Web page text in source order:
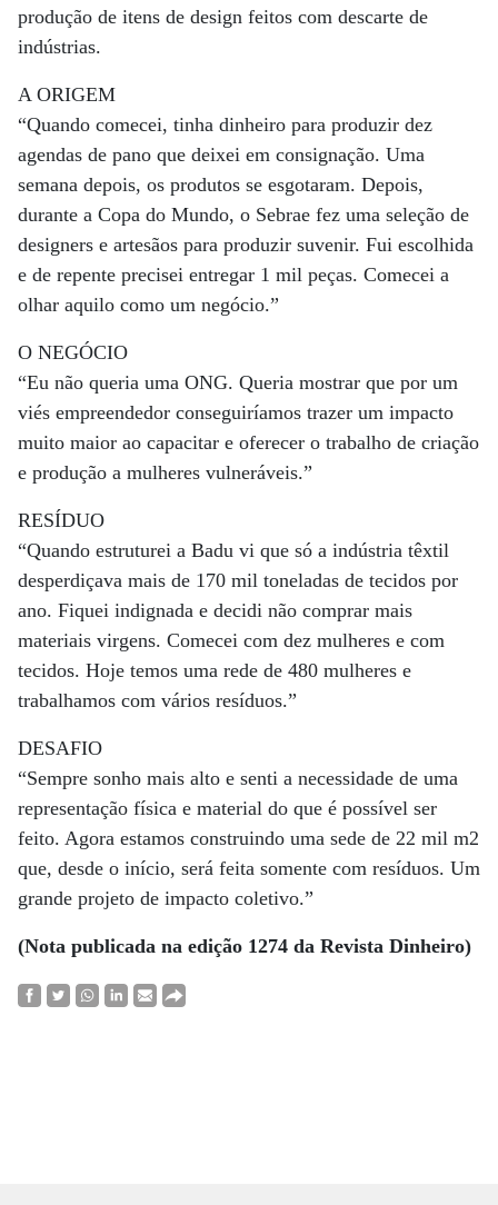
produção de itens de design feitos com descarte de
indústrias.
A ORIGEM
“Quando comecei, tinha dinheiro para produzir dez
agendas de pano que deixei em consignação. Uma
semana depois, os produtos se esgotaram. Depois,
durante a Copa do Mundo, o Sebrae fez uma seleção de
designers e artesãos para produzir suvenir. Fui escolhida
e de repente precisei entregar 1 mil peças. Comecei a
olhar aquilo como um negócio.”
O NEGÓCIO
“Eu não queria uma ONG. Queria mostrar que por um
viés empreendedor conseguiríamos trazer um impacto
muito maior ao capacitar e oferecer o trabalho de criação
e produção a mulheres vulneráveis.”
RESÍDUO
“Quando estruturei a Badu vi que só a indústria têxtil
desperdiçava mais de 170 mil toneladas de tecidos por
ano. Fiquei indignada e decidi não comprar mais
materiais virgens. Comecei com dez mulheres e com
tecidos. Hoje temos uma rede de 480 mulheres e
trabalhamos com vários resíduos.”
DESAFIO
“Sempre sonho mais alto e senti a necessidade de uma
representação física e material do que é possível ser
feito. Agora estamos construindo uma sede de 22 mil m2
que, desde o início, será feita somente com resíduos. Um
grande projeto de impacto coletivo.”
(Nota publicada na edição 1274 da Revista Dinheiro)